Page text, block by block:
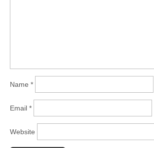
Name *
Email *
Website